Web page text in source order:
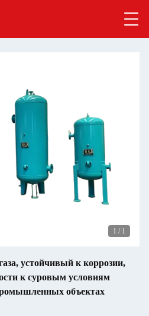
1 / 1
устойчивый к коррозии,
к суровым условиям
объектах